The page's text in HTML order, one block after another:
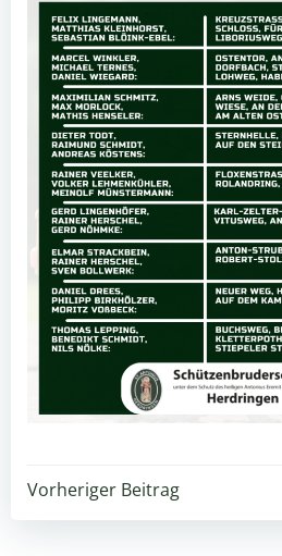
Beitragsnavigation
Vorheriger Beitrag